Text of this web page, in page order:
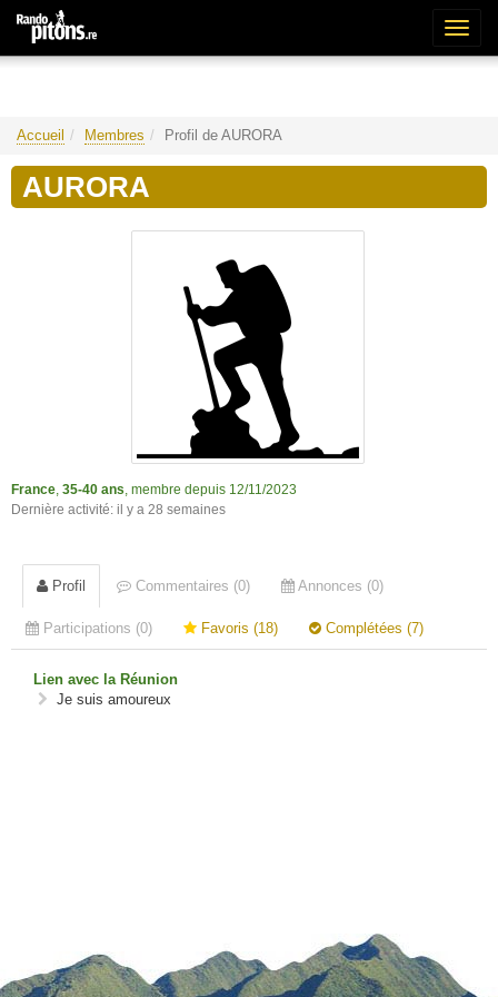
Accueil Membres Profil de AURORA
AURORA
France 35-40 ans , membre depuis 12/11/2023
Dernière activité: il y a 28 semaines
Profil Commentaires (0) Annonces (0)
Participations (0) Favoris (18) Complétées (7)
Lien avec la Réunion
Je suis amoureux